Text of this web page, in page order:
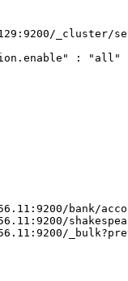
_cluster/
: "all"
bank/